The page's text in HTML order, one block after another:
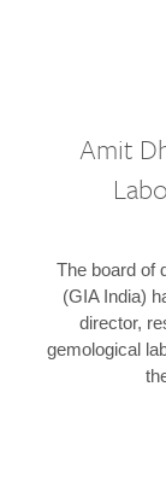
Amit
The board of
(GIA India)
director,
gemological